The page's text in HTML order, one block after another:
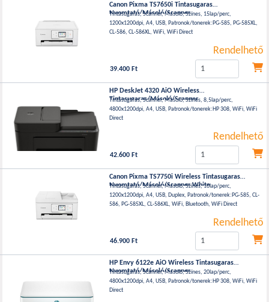
Canon Pixma TS7650i Tintasugaras
Nyomtató/Másoló/Scanner
Tintasugaras, Scanner, Másoló, Színes, 15lap/perc,
1200x1200dpi, A4, USB, Patronok/tonerek:PG-585, PG-585XL,
CL-586, CL-586XL, WiFi, WiFi Direct
Rendelhető
39.400 Ft
HP DeskJet 4320 AiO Wireless
Tintasugaras/Másoló/Scanner
Tintasugaras, Scanner, Másoló, Színes, 8,5lap/perc,
4800x1200dpi, A4, USB, Patronok/tonerek:HP 308, WiFi, WiFi
Direct
Rendelhető
42.600 Ft
Canon Pixma TS7750i Wireless Tintasugaras
Nyomtató/Másoló/Scanner White
Tintasugaras, Scanner, Másoló, Színes, 10lap/perc,
1200x1200dpi, A4, USB, Duplex, Patronok/tonerek:PG-585, CL-
586, PG-585XL, CL-586XL, WiFi, Bluetooth, WiFi Direct
Rendelhető
46.900 Ft
HP Envy 6122e AiO Wireless Tintasugaras
Nyomtató/Másoló/Scanner
Tintasugaras, Scanner, Másoló, Színes, 20lap/perc,
4800x1200dpi, A4, USB, Patronok/tonerek:HP 308, WiFi, WiFi
Direct